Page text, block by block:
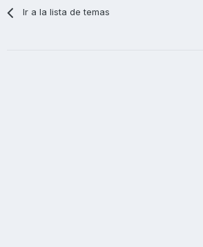
Ir a la lista de temas